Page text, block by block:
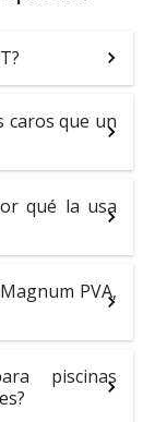
caros que un
qué la usa
PVA,
piscinas